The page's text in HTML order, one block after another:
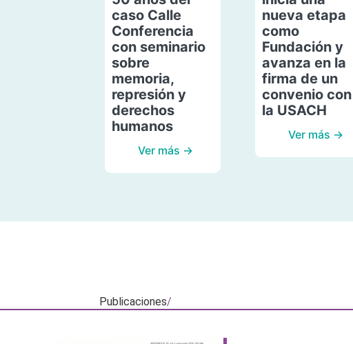
caso Calle
Conferencia
con seminario
sobre
memoria,
represión y
derechos
humanos
Ver más →
nueva etapa
como
Fundación y
avanza en la
firma de un
convenio con
la USACH
Ver más →
Publicaciones/